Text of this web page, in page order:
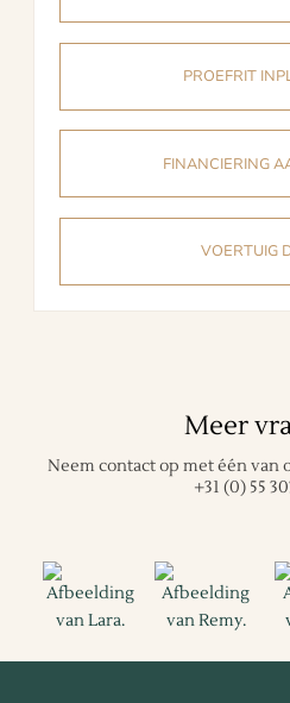
PROEFRIT
FINANCIERING
VOERTUIG
Meer
Neem contact op met één van
+31 (0) 55